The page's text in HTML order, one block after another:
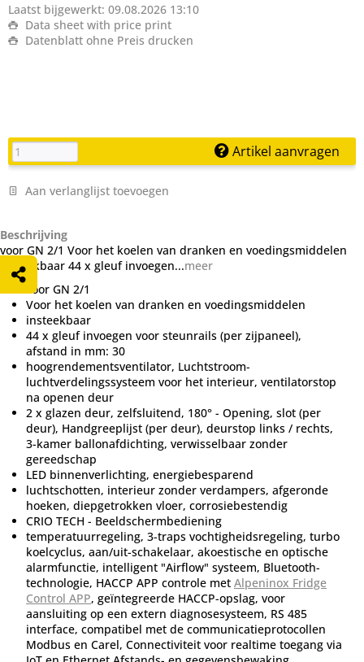
Laatst bijgewerkt: 09.08.2026 13:10
Data sheet with price print
Datenblatt ohne Preis drucken
Artikel aanvragen
Aan verlanglijst toevoegen
Beschrijving
voor GN 2/1 Voor het koelen van dranken en voedingsmiddelen
insteekbaar 44 x gleuf invoegen...meer
voor GN 2/1
Voor het koelen van dranken en voedingsmiddelen
insteekbaar
44 x gleuf invoegen voor steunrails (per zijpaneel),
afstand in mm: 30
hoogrendementsventilator, Luchtstroom-
luchtverdelingssysteem voor het interieur, ventilatorstop
na openen deur
2 x glazen deur, zelfsluitend, 180° - Opening, slot (per
deur), Handgreeplijst (per deur), deurstop links / rechts,
3-kamer ballonafdichting, verwisselbaar zonder
gereedschap
LED binnenverlichting, energiebesparend
luchtschotten, interieur zonder verdampers, afgeronde
hoeken, diepgetrokken vloer, corrosiebestendig
CRIO TECH - Beeldschermbediening
temperatuurregeling, 3-traps vochtigheidsregeling, turbo
koelcyclus, aan/uit-schakelaar, akoestische en optische
alarmfunctie, intelligent "Airflow" systeem, Bluetooth-
technologie, HACCP APP controle met Alpeninox Fridge
Control APP, geïntegreerde HACCP-opslag, voor
aansluiting op een extern diagnosesysteem, RS 485
interface, compatibel met de communicatieprotocollen
Modbus en Carel, Connectiviteit voor realtime toegang via